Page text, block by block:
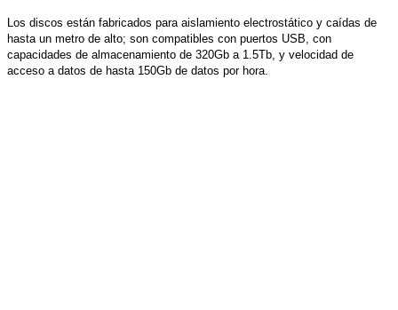
Los discos están fabricados para aislamiento electrostático y caídas de
hasta un metro de alto; son compatibles con puertos USB, con
capacidades de almacenamiento de 320Gb a 1.5Tb, y velocidad de
acceso a datos de hasta 150Gb de datos por hora.